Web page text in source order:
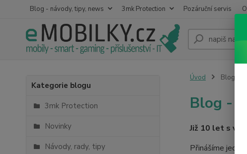
Blog - návody, tipy, news 3mk Protection Pozáruční servis
Kategorie blogu
3mk Protection
Novinky
Návody, rady, tipy
Úvod Blog -
Blog -
Již 10 let s
Přinášíme jednu